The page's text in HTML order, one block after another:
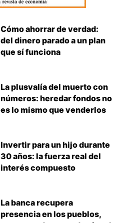
Cómo ahorrar de verdad:
del dinero parado a un plan
que sí funciona
La plusvalía del muerto con
números: heredar fondos no
es lo mismo que venderlos
Invertir para un hijo durante
30 años: la fuerza real del
interés compuesto
La banca recupera
presencia en los pueblos,